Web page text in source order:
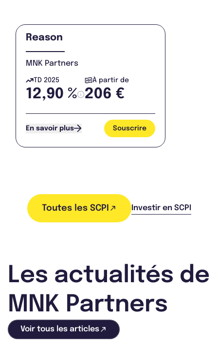
Reason
MNK Partners
TD 2025
12,90 %
À partir de
206 €
En savoir plus Souscrire
Toutes les SCPI Investir en SCPI
Les actualités de
MNK Partners
Voir tous les articles